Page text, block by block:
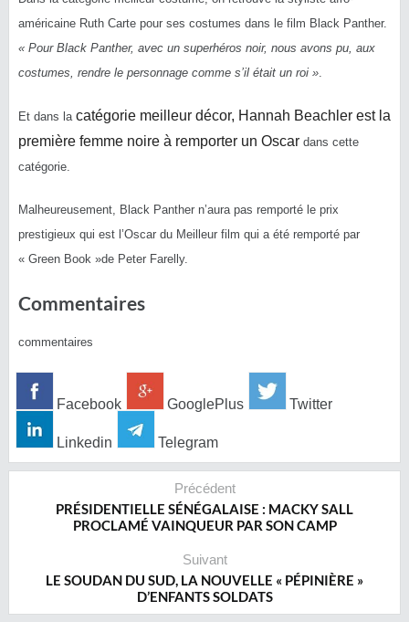
américaine Ruth Carte pour ses costumes dans le film Black Panther.
« Pour Black Panther, avec un superhéros noir, nous avons pu, aux
costumes, rendre le personnage comme s’il était un roi »
Et dans la catégorie meilleur décor, Hannah Beachler est la
première femme noire à remporter un Oscar dans cette
catégorie.
Malheureusement, Black Panther n’aura pas remporté le prix
prestigieux qui est l’Oscar du Meilleur film qui a été remporté par
« Green Book »de Peter Farelly.
Commentaires
commentaires
Facebook GooglePlus Twitter
Linkedin Telegram
Précédent
PRÉSIDENTIELLE SÉNÉGALAISE : MACKY SALL
PROCLAMÉ VAINQUEUR PAR SON CAMP
Suivant
LE SOUDAN DU SUD, LA NOUVELLE « PÉPINIÈRE »
D’ENFANTS SOLDATS